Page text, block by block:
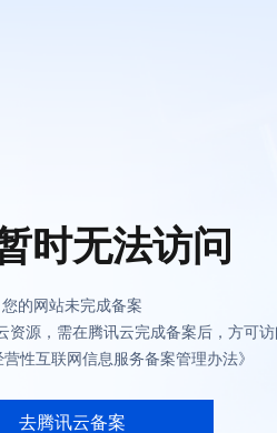
时无法访问
您的网站未完成备案
资源，需在腾讯云完成备案后，方可
性互联网信息服务备案管理办法》
去腾讯云备案